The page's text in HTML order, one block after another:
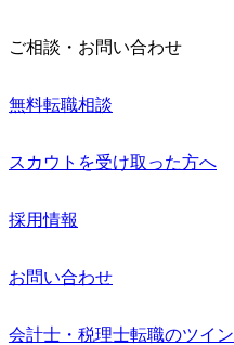
ご相談・お問い合わせ
無料転職相談
スカウトを受け取った方へ
採用情報
お問い合わせ
会計士・税理士転職のツイン